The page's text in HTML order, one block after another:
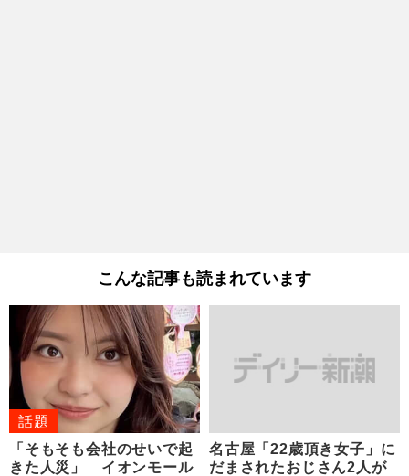
こんな記事も読まれています
話題
「そもそも会社のせいで起
きた人災」 イオンモール
名古屋「22歳頂き女子」に
だまされたおじさん2人が